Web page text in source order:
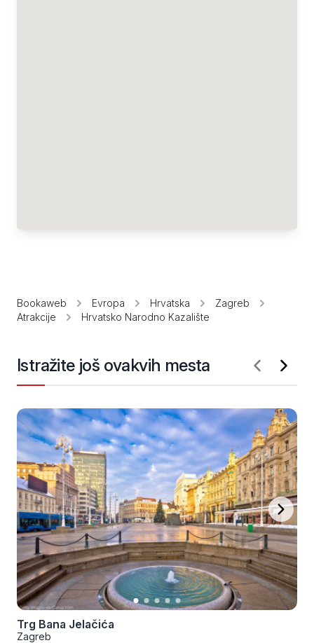
Bookaweb Evropa Hrvatska
Zagreb
Atrakcije
Hrvatsko Narodno Kazalište
Istražite još ovakvih mesta
Trg Bana Jelačića
Zagreb